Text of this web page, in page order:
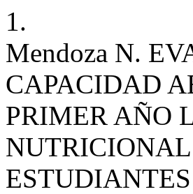
1.
Mendoza N.
CAPACIDAD
PRIMER AÑO